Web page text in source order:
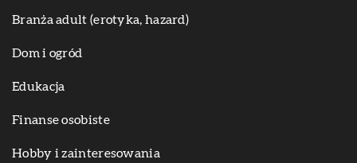
Branża adult (erotyka, hazard)
Dom i ogród
Edukacja
Finanse osobiste
Hobby i zainteresowania